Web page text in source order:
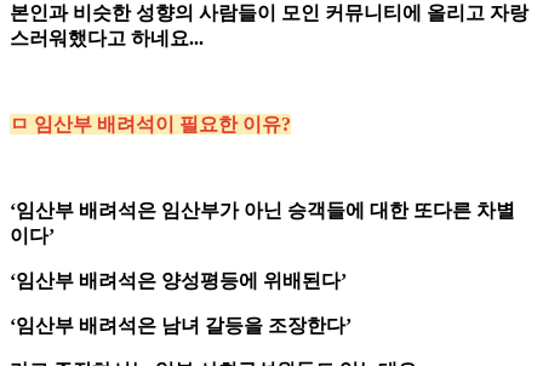
본인과 비슷한 성향의 사람들이 모인 커뮤니티에 올리고 자랑
스러워했다고 하네요...
ㅁ 임산부 배려석이 필요한 이유?
‘임산부 배려석은 임산부가 아닌 승객들에 대한 또다른 차별
이다’
‘임산부 배려석은 양성평등에 위배된다’
‘임산부 배려석은 남녀 갈등을 조장한다’